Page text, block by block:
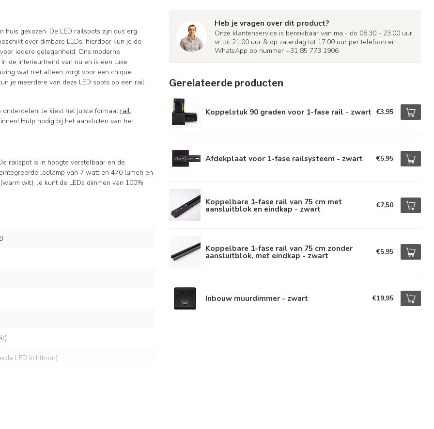
gekozen. De LED railspots zijn dus erg
over dimbare LEDs, hierdoor kun je de
iedere gelegenheid. Ons moderne
de interieurtrend van nu en is een luxe
wat niet alleen zorgt voor een chique
je meerdere van deze LED spots op een rail
Je kiest het juiste formaatrail,
Hulp nodig bij het aansluiten van het
railspot is in hoogte verstelbaar en de
ledlamp van 7 watt en 470 lumen en
wit). Je kunt de LEDs dimmen van 100%
LED lichtbron)
Heb je vragen over dit product?
Onze klantenservice is bereikbaar van ma - do 08.30 - 23.00 uur,
vr tot 21.00 uur & op zaterdag tot 17.00 uur per telefoon en
WhatsApp op nummer +31 85 773 1906
Gerelateerde producten
Koppelstuk 90 graden voor 1-fase rail - zwart €3,95
Afdekplaat voor 1-fase railsysteem - zwart €5,95
Koppelbare 1-fase rail van 75 cm met
aansluitblok en eindkap - zwart €7,50
Koppelbare 1-fase rail van 75 cm zonder
aansluitblok, met eindkap - zwart €5,95
Inbouw muurdimmer - zwart €19,95